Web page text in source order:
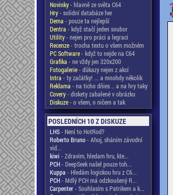
Novinky- hlavně ze světa C64
Hry- solidní databáze her
Dema - pouze ta nejlepší
Dentra - když stačí jeden soubor
Utility- nejen pro práci a legraci
Recenze- trocha textu o všem možném
PC Software- když to nejde na C64
Grafika - ne vždy jen 320x200
Fotogalerie- důkazy nejen z akcí
Intra - ty začátky! ... a mnohdy několik
Reklama - na ticho dňies .. a na hry taky
Covery- diskety zabalené v obrázku
Diskuze- o všem, o ničem a tak
POSLEDNÍCH 10 Z DISKUZE
LHS- Není to HotRod?
Roberto Bruno- Ahoj, sháním závodní
vid...
kiwi - Zdravim, hledam hru, kte...
PCH- DeepSeek našel pouze toh...
Kuppa - Hledám logickou hru z C6...
PCH- Mdlý PCH má odzkoušený R...
Carpenter- Souhlasím s Patrikem a k...